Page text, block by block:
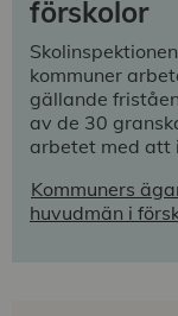
förskolor
kommuner
gällande
av de 30
arbetet med att
Kommuners
huvudmän i